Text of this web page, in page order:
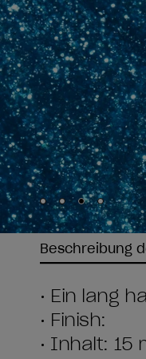
Skip to slide1
Skip to slide
Skip to
Skip to
Beschreibung
• Ein lang
• Finish:
• Inhalt: 15